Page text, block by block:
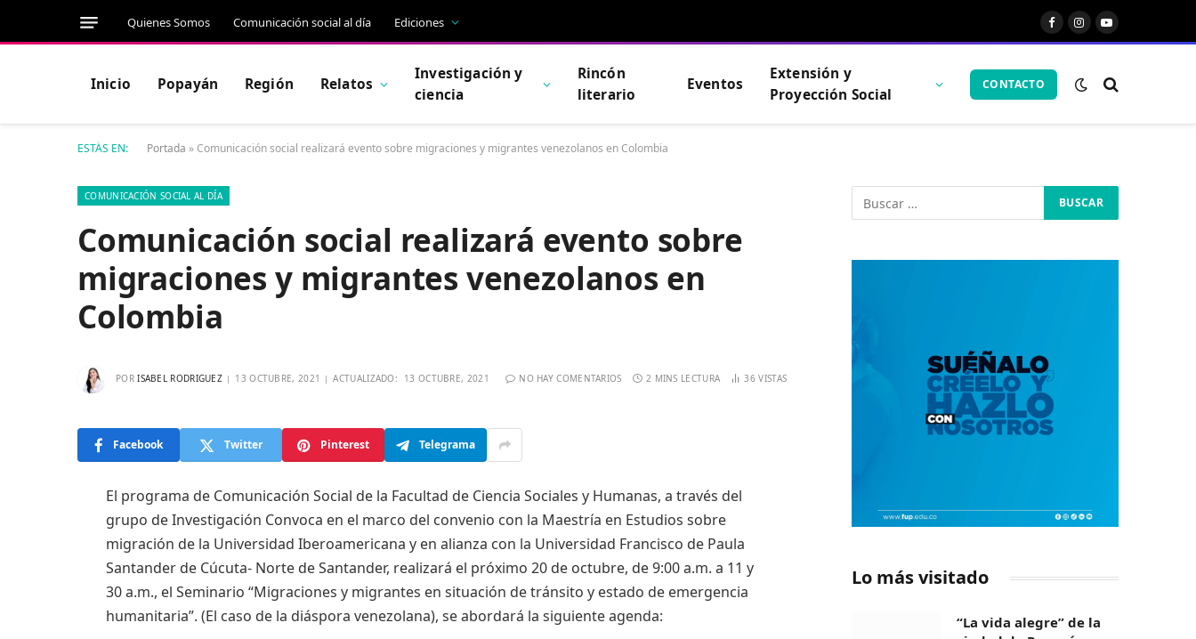
Quienes Somos Comunicación social al día Ediciones FacebookInstagram
YouTube
Inicio Popayán Región Relatos
Investigación y
ciencia
Rincón
literario
Eventos
Extensión y
Proyección Social
CONTACTO
ESTÁS EN: Portada »Comunicación social realizará evento sobre migraciones y migrantes venezolanos en Colombia
COMUNICACIÓN SOCIAL AL DÍA
Comunicación social realizará evento sobre
migraciones y migrantes venezolanos en
Colombia
POR ISABEL RODRIGUEZ 13 OCTUBRE, 2021 ACTUALIZADO: 13 OCTUBRE, 2021 NO HAY COMENTARIOS 2 MINS LECTURA 36VISTAS
Facebook Twitter Pinterest Telegrama
El programa de Comunicación Social de la Facultad de Ciencia Sociales y Humanas, a través del
grupo de Investigación Convoca en el marco del convenio con la Maestría en Estudios sobre
migración de la Universidad Iberoamericana y en alianza con la Universidad Francisco de Paula
Santander de Cúcuta- Norte de Santander, realizará el próximo 20 de octubre, de 9:00 a.m. a 11 y
30 a.m., el Seminario “Migraciones y migrantes en situación de tránsito y estado de emergencia
humanitaria”. (El caso de la diáspora venezolana), se abordará la siguiente agenda:
Lo más visitado
“La vida alegre” de la